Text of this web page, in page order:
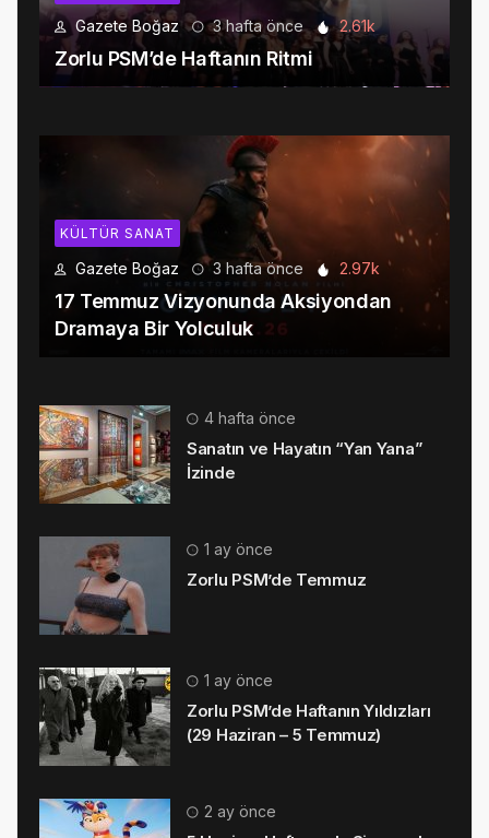
Gazete Boğaz 3 hafta önce 2.61k
Zorlu PSM’de Haftanın Ritmi
KÜLTÜR SANAT
Gazete Boğaz 3 hafta önce 2.97k
17 Temmuz Vizyonunda Aksiyondan
Dramaya Bir Yolculuk
4 hafta önce
Sanatın ve Hayatın “Yan Yana”
İzinde
1 ay önce
Zorlu PSM’de Temmuz
1 ay önce
Zorlu PSM’de Haftanın Yıldızları
(29 Haziran – 5 Temmuz)
2 ay önce